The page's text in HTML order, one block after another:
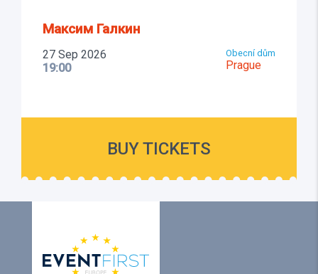
Максим Галкин
27 Sep 2026
19:00
Obecní dům
Prague
BUY TICKETS